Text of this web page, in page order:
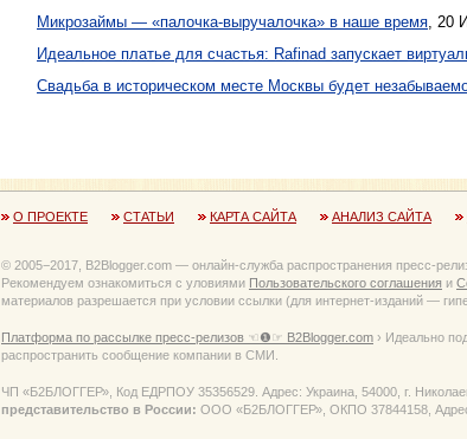
Микрозаймы — «палочка-выручалочка» в наше время, 20
Идеальное платье для счастья: Rafinad запускает
Свадьба в историческом месте Москвы будет
О ПРОЕКТЕ СТАТЬИ КАРТА САЙТА АНАЛИЗ САЙТА
© 2005−2017, B2Blogger.com — онлайн-служба распространения пресс-
Рекомендуем ознакомиться с уловиями Пользовательского соглашения и
материалов разрешается при условии ссылки (для интернет-изданий —
Платформа по рассылке пресс-релизов ☜❶☞ B2Blogger.com › Идеально
распространить сообщение компании в СМИ.
ЧП «Б2БЛОГГЕР», Код ЕДРПОУ 35356529. Адрес: Украина, 54000, г.
представительство в России: ООО «Б2БЛОГГЕР», ОКПО 37844158, Адрес: